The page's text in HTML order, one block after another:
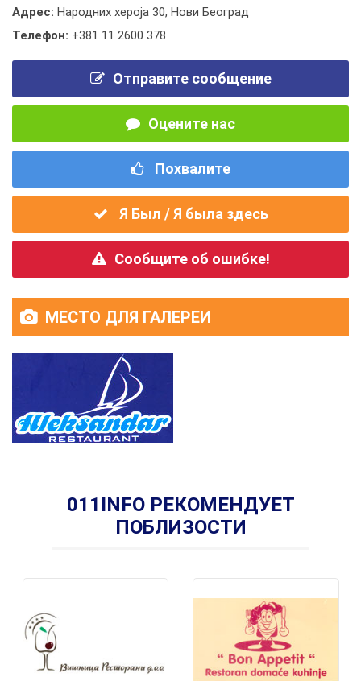
Адрес: Народних хероја 30, Нови Београд
Телефон: +381 11 2600 378
Отправите сообщение
Оцените нас
Похвалите
Я Был / Я была здесь
Сообщите об ошибке!
МЕСТО ДЛЯ ГАЛЕРЕИ
011INFO РЕКОМЕНДУЕТ
ПОБЛИЗОСТИ